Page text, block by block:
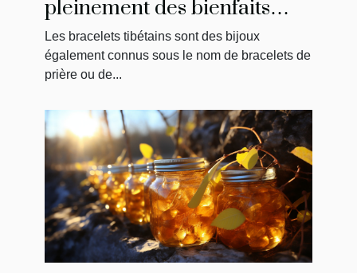
pleinement des bienfaits
d’un bracelet tibétain ?
Les bracelets tibétains sont des bijoux
également connus sous le nom de bracelets de
prière ou de...